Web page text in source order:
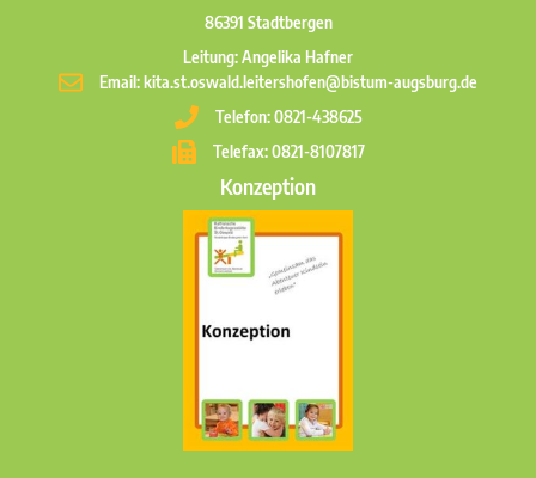
86391 Stadtbergen
Leitung: Angelika Hafner
Email: kita.st.oswald.leitershofen@bistum-augsburg.de
Telefon: 0821-438625
Telefax: 0821-8107817
Konzeption